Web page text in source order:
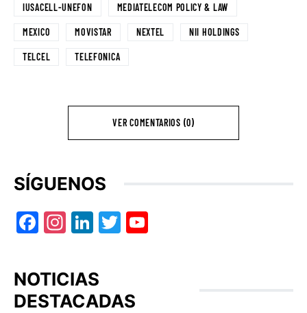
IUSACELL-UNEFON MEDIATELECOM POLICY & LAW
MEXICO MOVISTAR NEXTEL NII HOLDINGS
TELCEL TELEFONICA
VER COMENTARIOS (0)
SÍGUENOS
Facebook
Instagram
LinkedIn
Twitter
NOTICIAS
DESTACADAS